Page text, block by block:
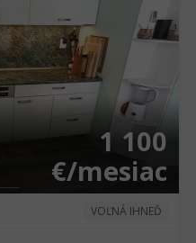
1 100
€/mesiac
VOĽNÁ IHNEĎ